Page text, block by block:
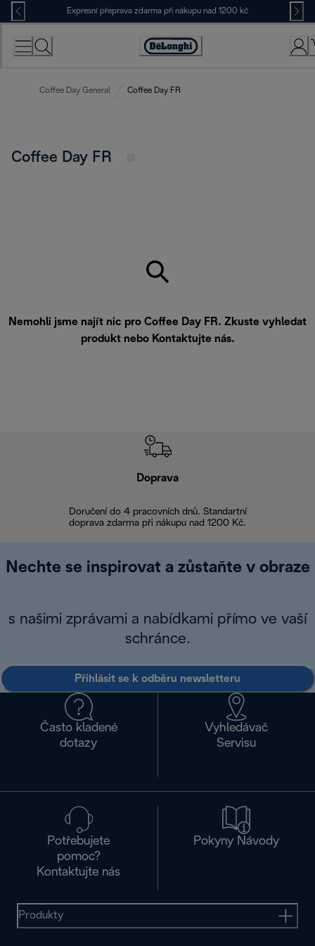
Skip
to
Content
Expresní přeprava zdarma při nákupu nad 1200 kč
Accessibility
Coffee Day General Coffee Day FR
Coffee Day FR
Nemohli jsme najít nic pro Coffee Day FR. Zkuste vyhledat
produkt nebo Kontaktujte nás.
Doprava
Doručení do 4 pracovních dnů. Standartní
doprava zdarma při nákupu nad 1200 Kč.
Nechte se inspirovat a zůstaňte v obraze
s našimi zprávami a nabídkami přímo ve vaší
schránce.
Přihlásit se k odběru newsletteru
Často kladené
dotazy
Vyhledávač
Servisu
Potřebujete
pomoc?
Kontaktujte nás
Pokyny Návody
Produkty